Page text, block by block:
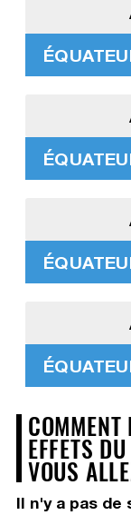
EFFETS
VOUS
Il n'y a pas